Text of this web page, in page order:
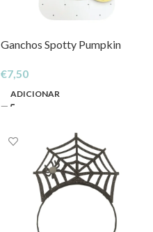
Ganchos Spotty Pumpkin
€7,50
ADICIONAR